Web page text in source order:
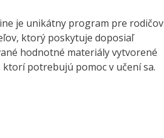
je unikátny program pre rodičov
ktorý poskytuje doposiaľ
hodnotné materiály vytvorené
ktorí potrebujú pomoc v učení sa.